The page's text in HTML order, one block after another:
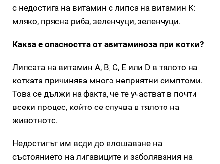
с недостига на витамин с липса на витамин К:
мляко, прясна риба, зеленчуци, зеленчуци.
Каква е опасността от авитаминоза при котки?
Липсата на витамин A, B, C, E или D в тялото на
котката причинява много неприятни симптоми.
Това се дължи на факта, че те участват в почти
всеки процес, който се случва в тялото на
животното.
Недостигът им води до влошаване на
състоянието на лигавиците и заболявания на